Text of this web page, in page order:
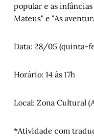
popular e as
Mateus" e "As
Data: 28/05 (quinta-
Horário: 14 às 17h
Local: Zona Cultural
*Atividade com